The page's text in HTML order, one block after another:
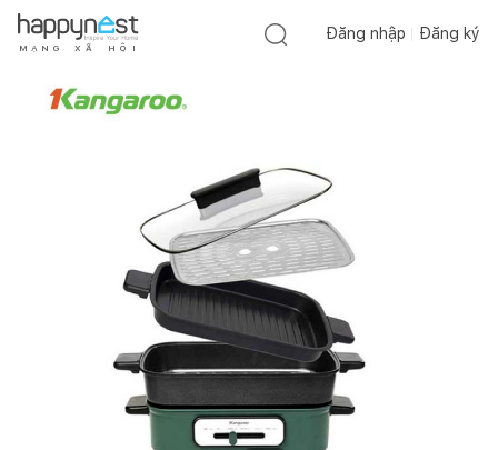
M Ạ N G X Ã H Ộ I
Đăng nhập Đăng ký